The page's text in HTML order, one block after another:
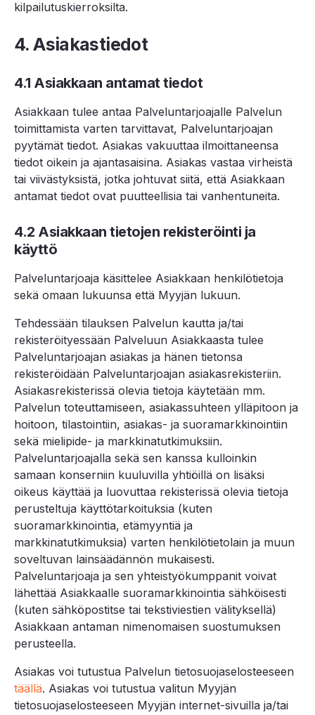
kilpailutuskierroksilta.
4. Asiakastiedot
4.1 Asiakkaan antamat tiedot
Asiakkaan tulee antaa Palveluntarjoajalle Palvelun
toimittamista varten tarvittavat, Palveluntarjoajan
pyytämät tiedot. Asiakas vakuuttaa ilmoittaneensa
tiedot oikein ja ajantasaisina. Asiakas vastaa virheistä
tai viivästyksistä, jotka johtuvat siitä, että Asiakkaan
antamat tiedot ovat puutteellisia tai vanhentuneita.
4.2 Asiakkaan tietojen rekisteröinti ja
käyttö
Palveluntarjoaja käsittelee Asiakkaan henkilötietoja
sekä omaan lukuunsa että Myyjän lukuun.
Tehdessään tilauksen Palvelun kautta ja/tai
rekisteröityessään Palveluun Asiakkaasta tulee
Palveluntarjoajan asiakas ja hänen tietonsa
rekisteröidään Palveluntarjoajan asiakasrekisteriin.
Asiakasrekisterissä olevia tietoja käytetään mm.
Palvelun toteuttamiseen, asiakassuhteen ylläpitoon ja
hoitoon, tilastointiin, asiakas- ja suoramarkkinointiin
sekä mielipide- ja markkinatutkimuksiin.
Palveluntarjoajalla sekä sen kanssa kulloinkin
samaan konserniin kuuluvilla yhtiöillä on lisäksi
oikeus käyttää ja luovuttaa rekisterissä olevia tietoja
perusteltuja käyttötarkoituksia (kuten
suoramarkkinointia, etämyyntiä ja
markkinatutkimuksia) varten henkilötietolain ja muun
soveltuvan lainsäädännön mukaisesti.
Palveluntarjoaja ja sen yhteistyökumppanit voivat
lähettää Asiakkaalle suoramarkkinointia sähköisesti
(kuten sähköpostitse tai tekstiviestien välityksellä)
Asiakkaan antaman nimenomaisen suostumuksen
perusteella.
Asiakas voi tutustua Palvelun tietosuojaselosteeseen
täällä. Asiakas voi tutustua valitun Myyjän
tietosuojaselosteeseen Myyjän internet-sivuilla ja/tai